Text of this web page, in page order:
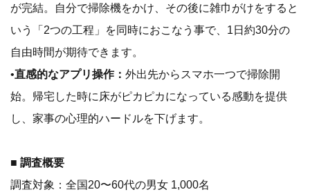
が完結。自分で掃除機をかけ、その後に雑巾がけをすると
いう「2つの工程」を同時におこなう事で、1日約30分の
自由時間が期待できます。
•直感的なアプリ操作： 外出先からスマホ一つで掃除開
始。帰宅した時に床がピカピカになっている感動を提供
し、家事の心理的ハードルを下げます。
■ 調査概要
調査対象：全国20〜60代の男女 1,000名